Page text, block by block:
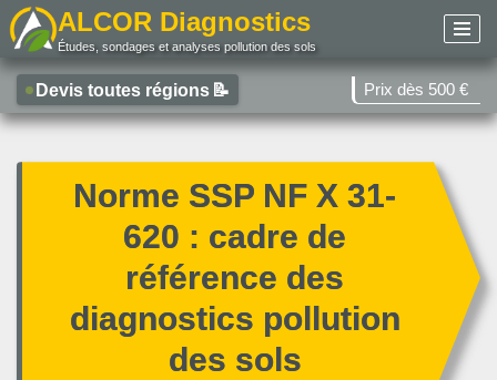
au
contenu
ALCOR Diagnostics
Études, sondages et analyses pollution des sols
Devis toutes régions 📝 Prix dès 500 €
Norme SSP NF X 31-
620 : cadre de
référence des
diagnostics pollution
des sols